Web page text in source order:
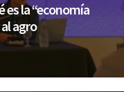
es la “economía
agro